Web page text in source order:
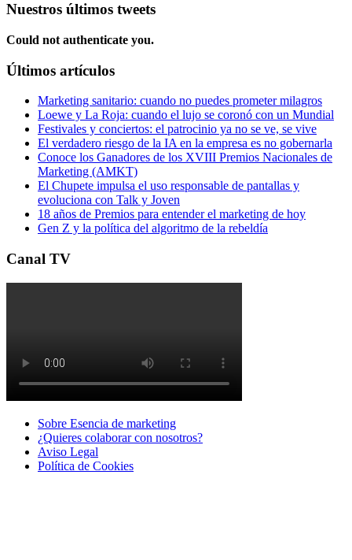
Nuestros últimos tweets
Could not authenticate you.
Últimos artículos
Marketing sanitario: cuando no puedes prometer milagros
Loewe y La Roja: cuando el lujo se coronó con un Mundial
Festivales y conciertos: el patrocinio ya no se ve, se vive
El verdadero riesgo de la IA en la empresa es no gobernarla
Conoce los Ganadores de los XVIII Premios Nacionales de
Marketing (AMKT)
El Chupete impulsa el uso responsable de pantallas y
evoluciona con Talk y Joven
18 años de Premios para entender el marketing de hoy
Gen Z y la política del algoritmo de la rebeldía
Canal TV
Sobre Esencia de marketing
¿Quieres colaborar con nosotros?
Aviso Legal
Polí­tica de Cookies